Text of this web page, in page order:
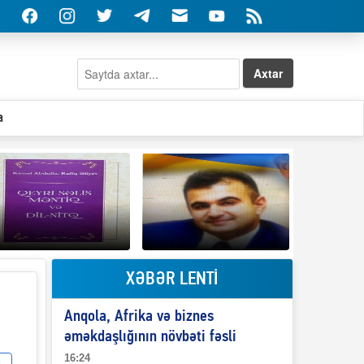
Axtar
“Qeyri-səlis məntiq və
dil-nitq” elmimizə
Elşad Abdullayevin
erməniləri
maliyyələşdirən oğlu
niyə Azərbaycana
ekstradisiya olunmur?
XƏBƏR LENTİ
Anqola, Afrika və biznes
əməkdaşlığının növbəti fəsli
16:24